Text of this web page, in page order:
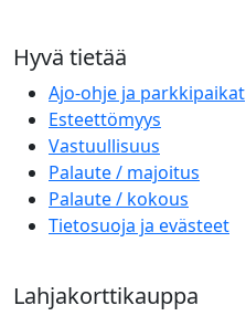
Hyvä tietää
Ajo-ohje ja parkkipaikat
Esteettömyys
Vastuullisuus
Palaute / majoitus
Palaute / kokous
Tietosuoja ja evästeet
Lahjakorttikauppa